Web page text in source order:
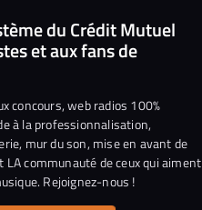
du Crédit Mutuel
et aux fans de
concours, web radios 100%
à la professionnalisation,
mur du son, mise en avant de
LA communauté de ceux qui aiment
Rejoignez-nous !